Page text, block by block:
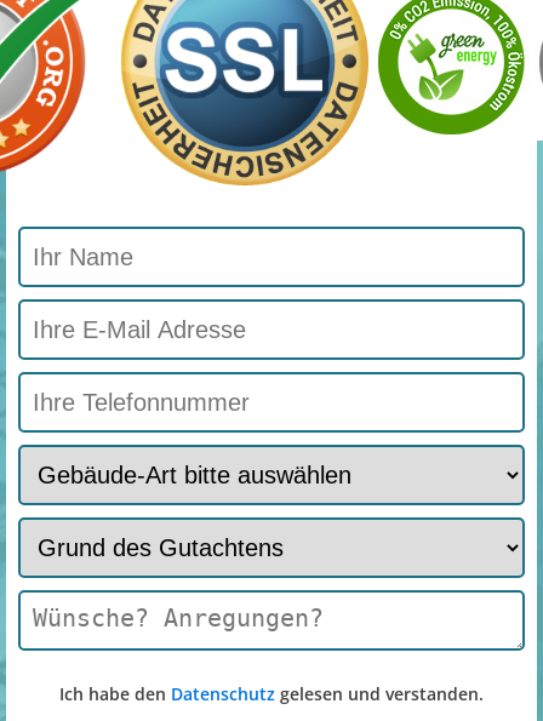
Ich habe den Datenschutz gelesen und verstanden.